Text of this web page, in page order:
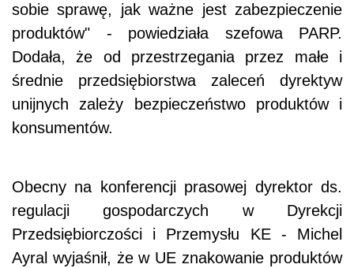
sobie sprawę, jak ważne jest zabezpieczenie
produktów" - powiedziała szefowa PARP.
Dodała, że od przestrzegania przez małe i
średnie przedsiębiorstwa zaleceń dyrektyw
unijnych zależy bezpieczeństwo produktów i
konsumentów.
Obecny na konferencji prasowej dyrektor ds.
regulacji gospodarczych w Dyrekcji
Przedsiębiorczości i Przemysłu KE - Michel
Ayral wyjaśnił, że w UE znakowanie produktów